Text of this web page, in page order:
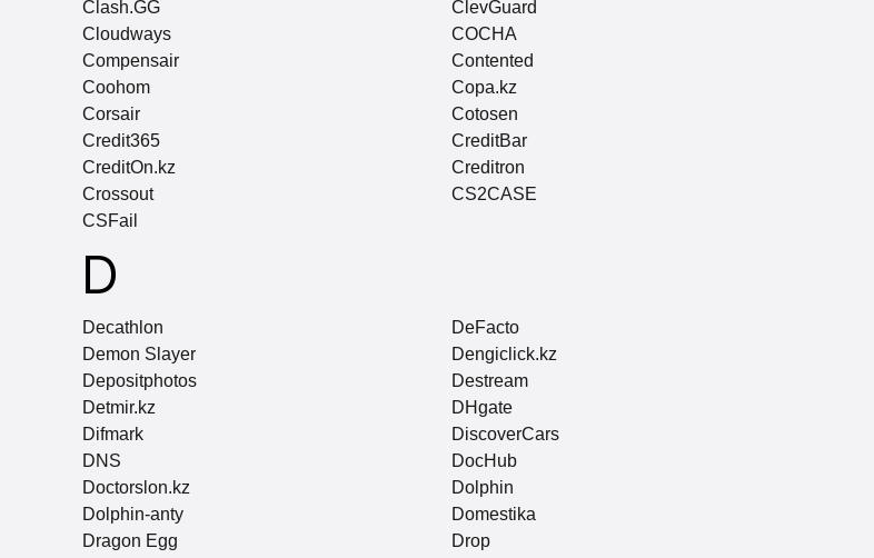
Clash.GG
ClevGuard
Cloudways
COCHA
Compensair
Contented
Coohom
Copa.kz
Corsair
Cotosen
Credit365
CreditBar
CreditOn.kz
Creditron
Crossout
CS2CASE
CSFail
D
Decathlon
DeFacto
Demon Slayer
Dengiclick.kz
Depositphotos
Destream
Detmir.kz
DHgate
Difmark
DiscoverCars
DNS
DocHub
Doctorslon.kz
Dolphin
Dolphin-anty
Domestika
Dragon Egg
Drop